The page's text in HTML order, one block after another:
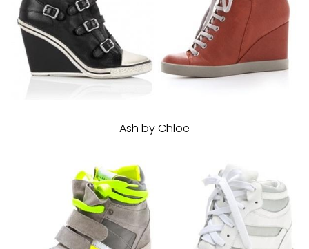
Ash by Chloe